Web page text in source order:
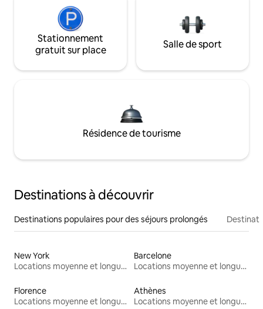
Stationnement
gratuit sur place
Salle de sport
Résidence de tourisme
Destinations à découvrir
Destinations populaires pour des séjours prolongés
New York
Locations moyenne et longue durée
Barcelone
Locations moyenne et longue durée
Florence
Locations moyenne et longue durée
Athènes
Locations moyenne et longue durée